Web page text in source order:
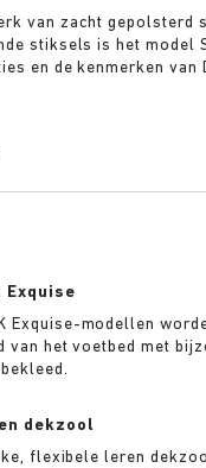
van zacht gepolsterd
stiksels is het model
en de kenmerken van
gevormd
Exquise
Exquise-modellen
van het voetbed met
dekzool
flexibele leren